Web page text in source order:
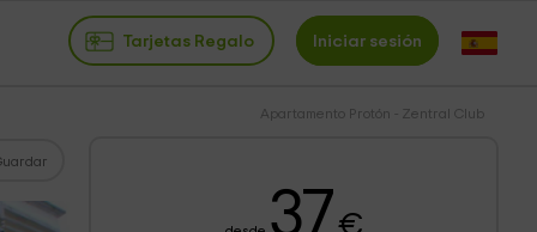
Tarjetas Regalo Iniciar sesión
Apartamento Protón - Zentral Club
37